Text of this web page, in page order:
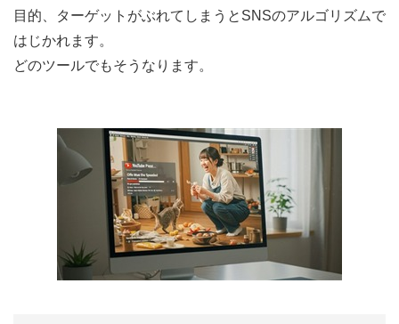
目的、ターゲットがぶれてしまうとSNSのアルゴリズムで
はじかれます。
どのツールでもそうなります。